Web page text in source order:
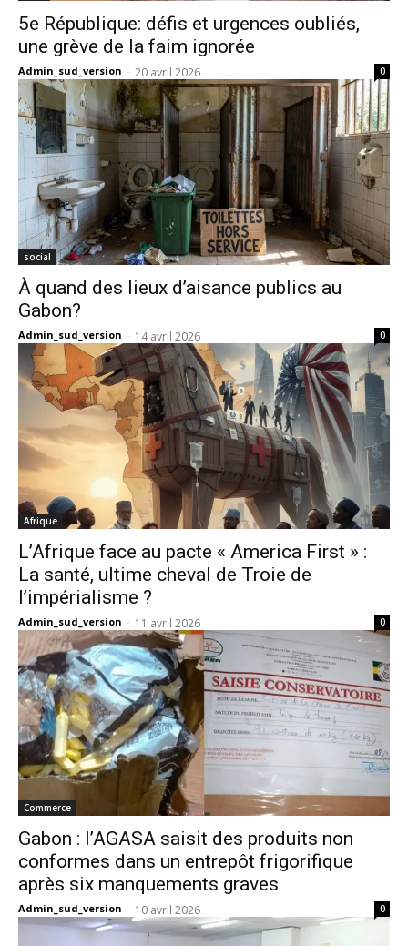
5e République: défis et urgences oubliés,
une grève de la faim ignorée
Admin_sud_version - 20 avril 2026 0
social
À quand des lieux d’aisance publics au
Gabon?
Admin_sud_version - 14 avril 2026 0
Afrique
L’Afrique face au pacte « America First » :
La santé, ultime cheval de Troie de
l’impérialisme ?
Admin_sud_version - 11 avril 2026 0
Commerce
Gabon : l’AGASA saisit des produits non
conformes dans un entrepôt frigorifique
après six manquements graves
Admin_sud_version - 10 avril 2026 0